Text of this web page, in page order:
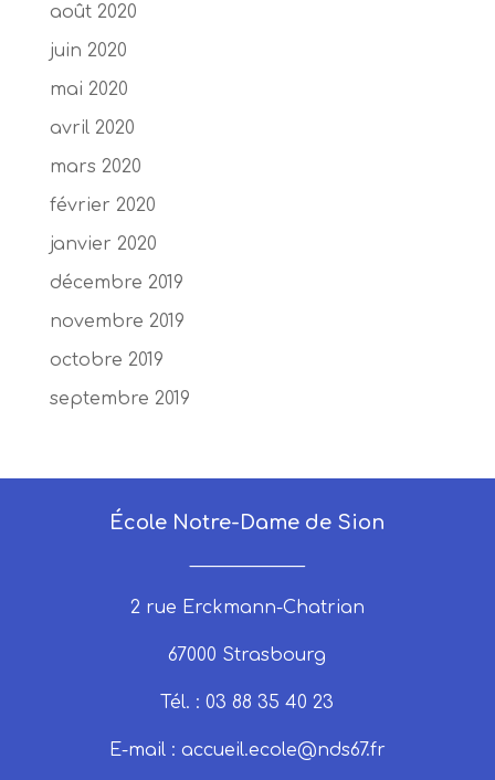
août 2020
juin 2020
mai 2020
avril 2020
mars 2020
février 2020
janvier 2020
décembre 2019
novembre 2019
octobre 2019
septembre 2019
École Notre-Dame de Sion
2 rue Erckmann-Chatrian
67000 Strasbourg
Tél. : 03 88 35 40 23
E-mail : accueil.ecole@nds67.fr